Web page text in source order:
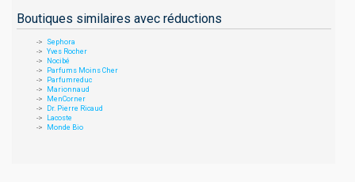
Boutiques similaires avec réductions
Sephora
Yves Rocher
Nocibé
Parfums Moins Cher
Parfumreduc
Marionnaud
MenCorner
Dr. Pierre Ricaud
Lacoste
Monde Bio